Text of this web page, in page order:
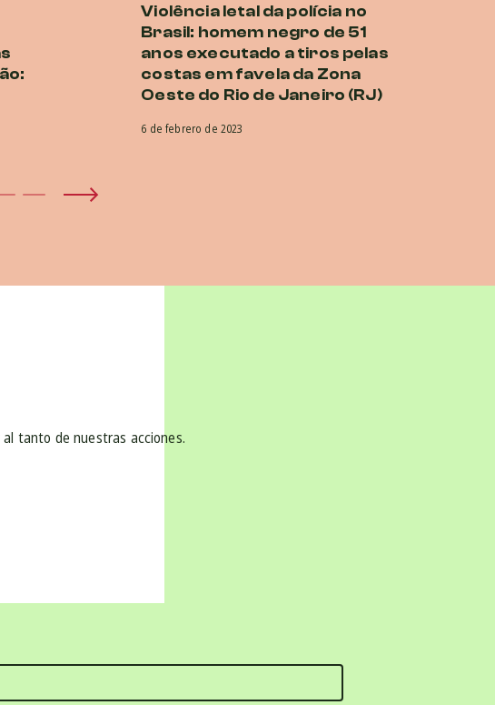
Violência letal da polícia no
Brasil: homem negro de 51
anos executado a tiros pelas
costas em favela da Zona
Oeste do Rio de Janeiro (RJ)
6 de febrero de 2023
tanto de nuestras acciones.